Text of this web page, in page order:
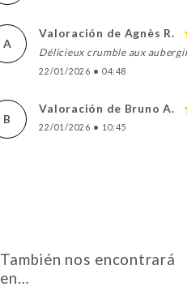
A
Valoración de Agnès R.
Délicieux crumble aux
22/01/2026 • 04:48
B
Valoración de Bruno A.
22/01/2026 • 10:45
También nos encontrará
en…